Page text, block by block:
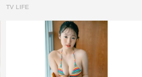
面カット公開 |...
TV LIFE